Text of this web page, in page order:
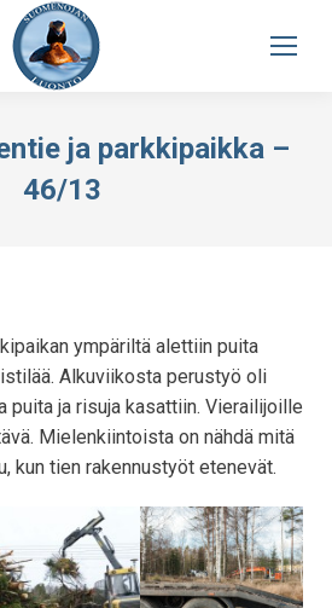
ja parkkipaikka –
46/13
ympäriltä alettiin puita
Alkuviikosta perustyö oli
puita ja risuja kasattiin. Vierailijoille
Mielenkiintoista on nähdä mitä
kun tien rakennustyöt etenevät.